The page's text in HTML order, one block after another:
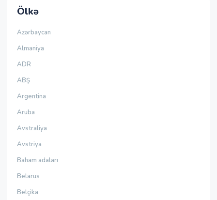
Ölkə
Azərbaycan
Almaniya
ADR
ABŞ
Argentina
Aruba
Avstraliya
Avstriya
Baham adaları
Belarus
Belçika